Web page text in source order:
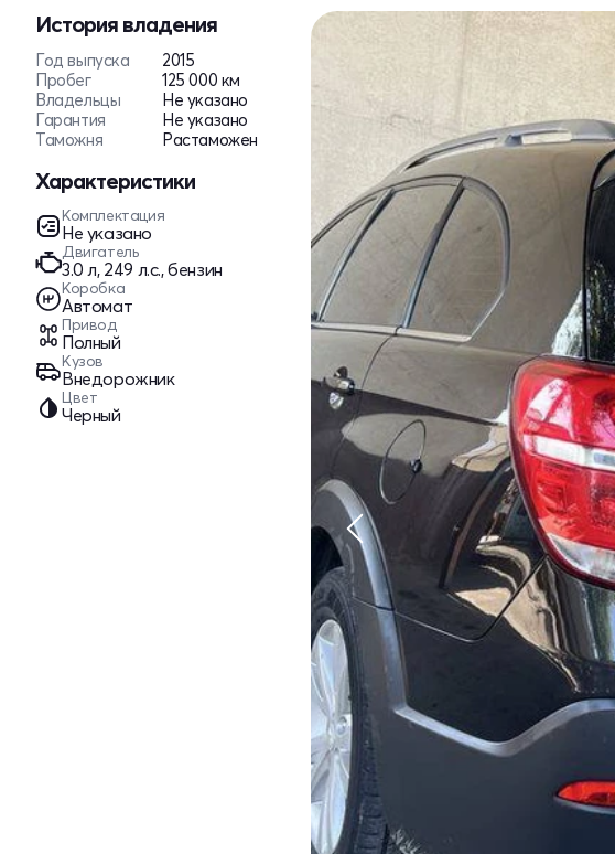
История владения
Год выпуска
2015
Пробег
125 000 км
Владельцы
Не указано
Гарантия
Не указано
Таможня
Растаможен
Характеристики
Комплектация
Не указано
Двигатель
3.0 л, 249 л.с., бензин
Коробка
Автомат
Привод
Полный
Кузов
Внедорожник
Цвет
Черный